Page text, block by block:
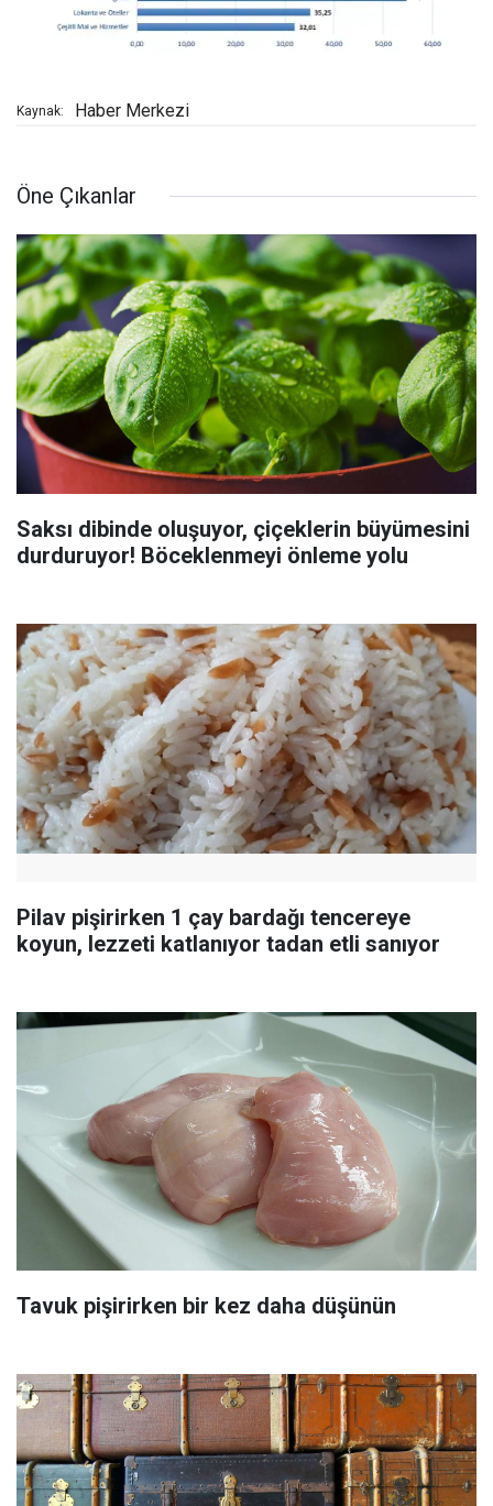
Kaynak: Haber Merkezi
Öne Çıkanlar
Saksı dibinde oluşuyor, çiçeklerin büyümesini
durduruyor! Böceklenmeyi önleme yolu
Pilav pişirirken 1 çay bardağı tencereye
koyun, lezzeti katlanıyor tadan etli sanıyor
Tavuk pişirirken bir kez daha düşünün